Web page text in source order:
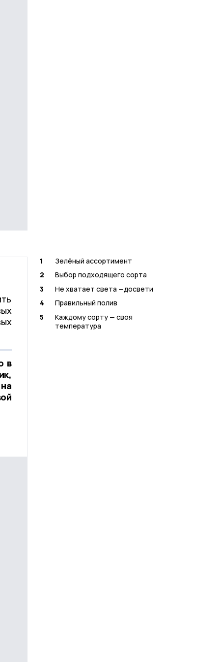
в
1
Зелёный ассортимент
2
Выбор подходящего сорта
3
Не хватает света —досвети
4
Правильный полив
5
Каждому сорту — своя
температура